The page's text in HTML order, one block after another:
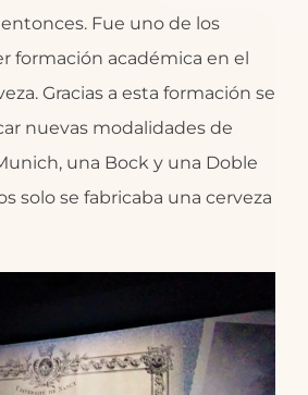
Fue uno de los
formación académica en el
Gracias a esta formación se
nuevas modalidades de
una Bock y una Doble
solo se fabricaba una cerveza